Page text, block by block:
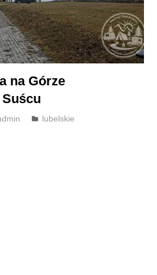
na Górze
lubelskie